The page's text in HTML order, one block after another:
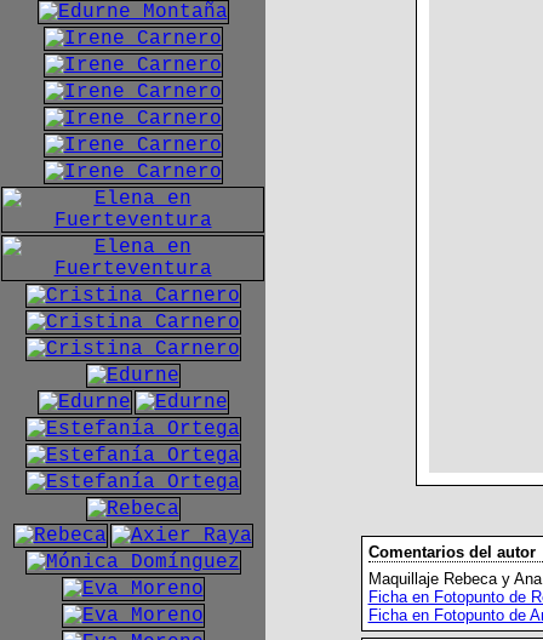
Comentarios del autor
Maquillaje Rebeca y Ana
Ficha en Fotopunto de
Ficha en Fotopunto de